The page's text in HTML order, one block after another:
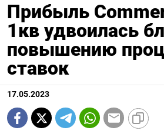
Прибыль
1кв удвоилась
повышению
ставок
17.05.2023